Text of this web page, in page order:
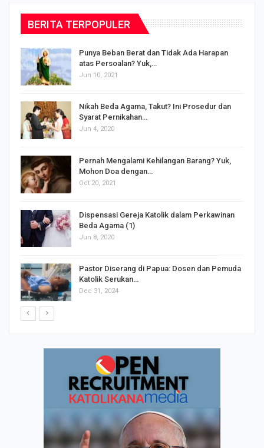
BERITA TERPOPULER
Punya Beban Berat dan Tidak Ada Harapan
atas Persoalan? Yuk,…
Jun 10, 2021
Nikah Beda Agama, Takut? Ini Prosedur dan
Syarat Pernikahan…
Jun 4, 2020
Pernah Mengalami Kehilangan Barang? Yuk,
Mohon Doa dengan…
Oct 20, 2021
Dispensasi Gereja Katolik dalam Perkawinan
Beda Agama (1)
Jun 8, 2020
Pastor Diserang di Papua: Dosen dan Pemuda
Katolik Serukan…
Dec 31, 2024